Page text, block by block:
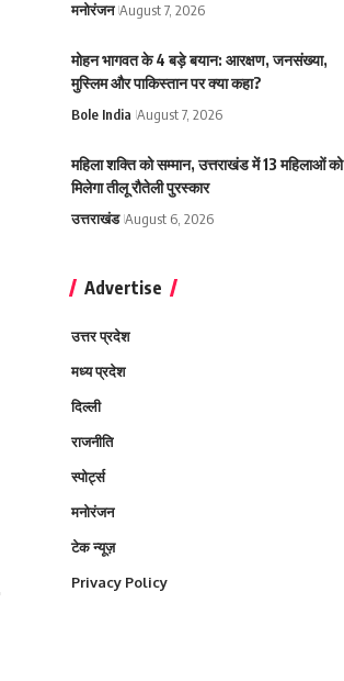
मनोरंजन August 7, 2026
मोहन भागवत के 4 बड़े बयान: आरक्षण, जनसंख्या,
मुस्लिम और पाकिस्तान पर क्या कहा?
Bole India August 7, 2026
महिला शक्ति को सम्मान, उत्तराखंड में 13 महिलाओं को
मिलेगा तीलू रौतेली पुरस्कार
उत्तराखंड August 6, 2026
Advertise
उत्तर प्रदेश
मध्य प्रदेश
दिल्ली
राजनीति
स्पोर्ट्स
मनोरंजन
टेक न्यूज़
Privacy Policy